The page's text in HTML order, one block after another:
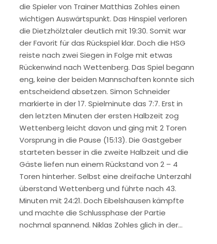
die Spieler von Trainer Matthias Zohles einen
wichtigen Auswärtspunkt. Das Hinspiel verloren
die Dietzhölztaler deutlich mit 19:30. Somit war
der Favorit für das Rückspiel klar. Doch die HSG
reiste nach zwei Siegen in Folge mit etwas
Rückenwind nach Wettenberg. Das Spiel begann
eng, keine der beiden Mannschaften konnte sich
entscheidend absetzen. Simon Schneider
markierte in der 17. Spielminute das 7:7. Erst in
den letzten Minuten der ersten Halbzeit zog
Wettenberg leicht davon und ging mit 2 Toren
Vorsprung in die Pause (15:13). Die Gastgeber
starteten besser in die zweite Halbzeit und die
Gäste liefen nun einem Rückstand von 2 – 4
Toren hinterher. Selbst eine dreifache Unterzahl
überstand Wettenberg und führte nach 43.
Minuten mit 24:21. Doch Eibelshausen kämpfte
und machte die Schlussphase der Partie
nochmal spannend. Niklas Zohles glich in der…